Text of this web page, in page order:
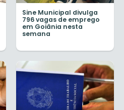
Sine Municipal divulga
796 vagas de emprego
em Goiânia nesta
semana